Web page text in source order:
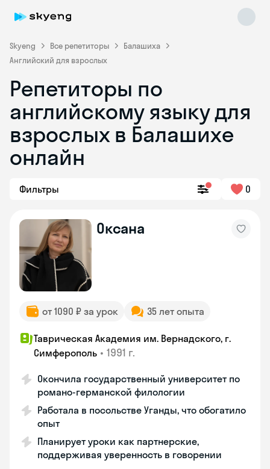
Skyeng Все репетиторы
Балашиха
Английский для взрослых
Репетиторы по
английскому языку для
взрослых в Балашихе
онлайн
Фильтры 0
Оксана
от 1090 ₽ за урок 35 лет опыта
Таврическая Академия им. Вернадского, г.
Симферополь • 1991 г.
Окончила государственный университет по
романо-германской филологии
Работала в посольстве Уганды, что обогатило
опыт
Планирует уроки как партнерские,
поддерживая уверенность в говорении
Skyeng Chat